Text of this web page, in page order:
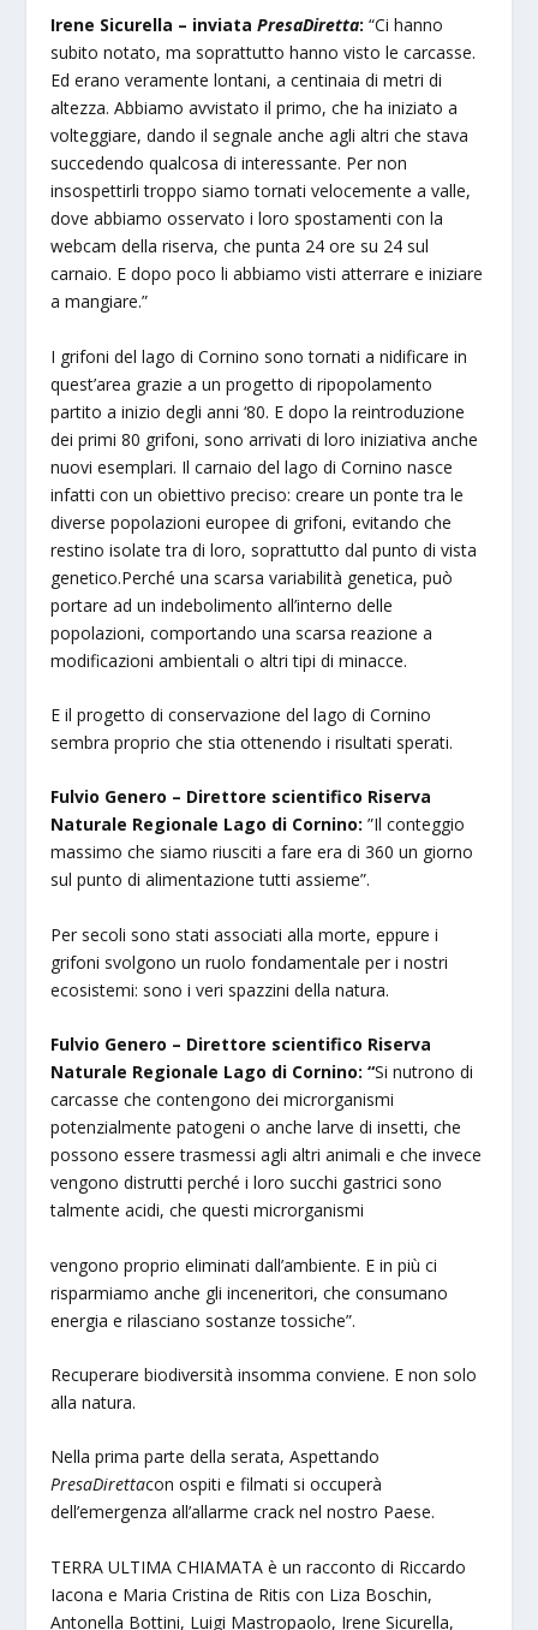
Irene Sicurella – inviataPresaDiretta:“Ci hanno
subito notato, ma soprattutto hanno visto le carcasse.
Ed erano veramente lontani, a centinaia di metri di
altezza. Abbiamo avvistato il primo, che ha iniziato a
volteggiare, dando il segnale anche agli altri che stava
succedendo qualcosa di interessante. Per non
insospettirli troppo siamo tornati velocemente a valle,
dove abbiamo osservato i loro spostamenti con la
webcam della riserva, che punta 24 ore su 24 sul
carnaio. E dopo poco li abbiamo visti atterrare e iniziare
a mangiare.”
I grifoni del lago di Cornino sono tornati a nidificare in
quest’area grazie a un progetto di ripopolamento
partito a inizio degli anni ‘80. E dopo la reintroduzione
dei primi 80 grifoni, sono arrivati di loro iniziativa anche
nuovi esemplari. Il carnaio del lago di Cornino nasce
infatti con un obiettivo preciso: creare un ponte tra le
diverse popolazioni europee di grifoni, evitando che
restino isolate tra di loro, soprattutto dal punto di vista
genetico.Perché una scarsa variabilità genetica, può
portare ad un indebolimento all’interno delle
popolazioni, comportando una scarsa reazione a
modificazioni ambientali o altri tipi di minacce.
E il progetto di conservazione del lago di Cornino
sembra proprio che stia ottenendo i risultati sperati.
Fulvio Genero – Direttore scientifico Riserva
Naturale Regionale Lago di Cornino: ”Il conteggio
massimo che siamo riusciti a fare era di 360 un giorno
sul punto di alimentazione tutti assieme”.
Per secoli sono stati associati alla morte, eppure i
grifoni svolgono un ruolo fondamentale per i nostri
ecosistemi: sono i veri spazzini della natura.
Fulvio Genero – Direttore scientifico Riserva
Naturale Regionale Lago di Cornino:“Si nutrono di
carcasse che contengono dei microrganismi
potenzialmente patogeni o anche larve di insetti, che
possono essere trasmessi agli altri animali e che invece
vengono distrutti perché i loro succhi gastrici sono
talmente acidi, che questi microrganismi
vengono proprio eliminati dall’ambiente. E in più ci
risparmiamo anche gli inceneritori, che consumano
energia e rilasciano sostanze tossiche”.
Recuperare biodiversità insomma conviene. E non solo
alla natura.
Nella prima parte della serata, Aspettando
PresaDirettacon ospiti e filmati si occuperà
dell’emergenza all’allarme crack nel nostro Paese.
TERRA ULTIMA CHIAMATA è un racconto di Riccardo
Iacona e Maria Cristina de Ritis con Liza Boschin,
Antonella Bottini, Luigi Mastropaolo, Irene Sicurella,